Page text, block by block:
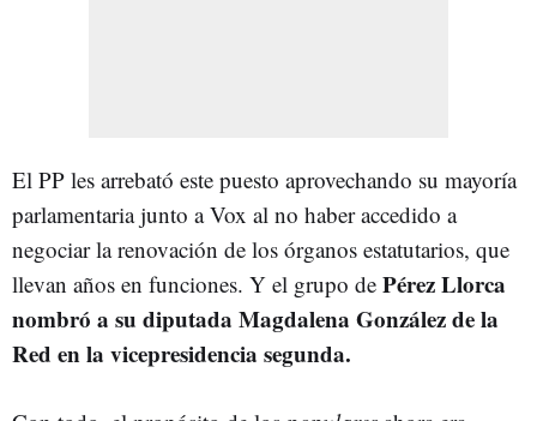
El PP les arrebató este puesto aprovechando su mayoría
parlamentaria junto a Vox al no haber accedido a
negociar la renovación de los órganos estatutarios, que
llevan años en funciones. Y el grupo de Pérez Llorca
nombró a su diputada Magdalena González de la
Red en la vicepresidencia segunda.